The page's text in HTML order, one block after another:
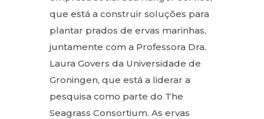
que está a construir soluções para
plantar prados de ervas marinhas,
juntamente com a Professora Dra.
Laura Govers da Universidade de
Groningen, que está a liderar a
pesquisa como parte do The
Seagrass Consortium. As ervas